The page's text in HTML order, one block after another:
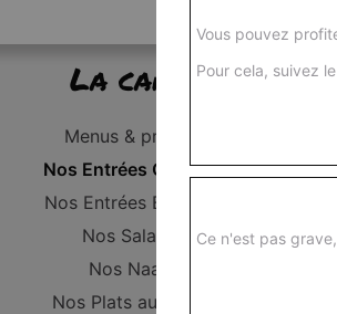
La carte
Menus & promos
Nos Entrées Grillades
Nos Entrées Beignets
Nos Salades
Nos Naans
Nos Plats au Poulet
Vous pouvez
Pour cela, suivez
Ce n'est pas